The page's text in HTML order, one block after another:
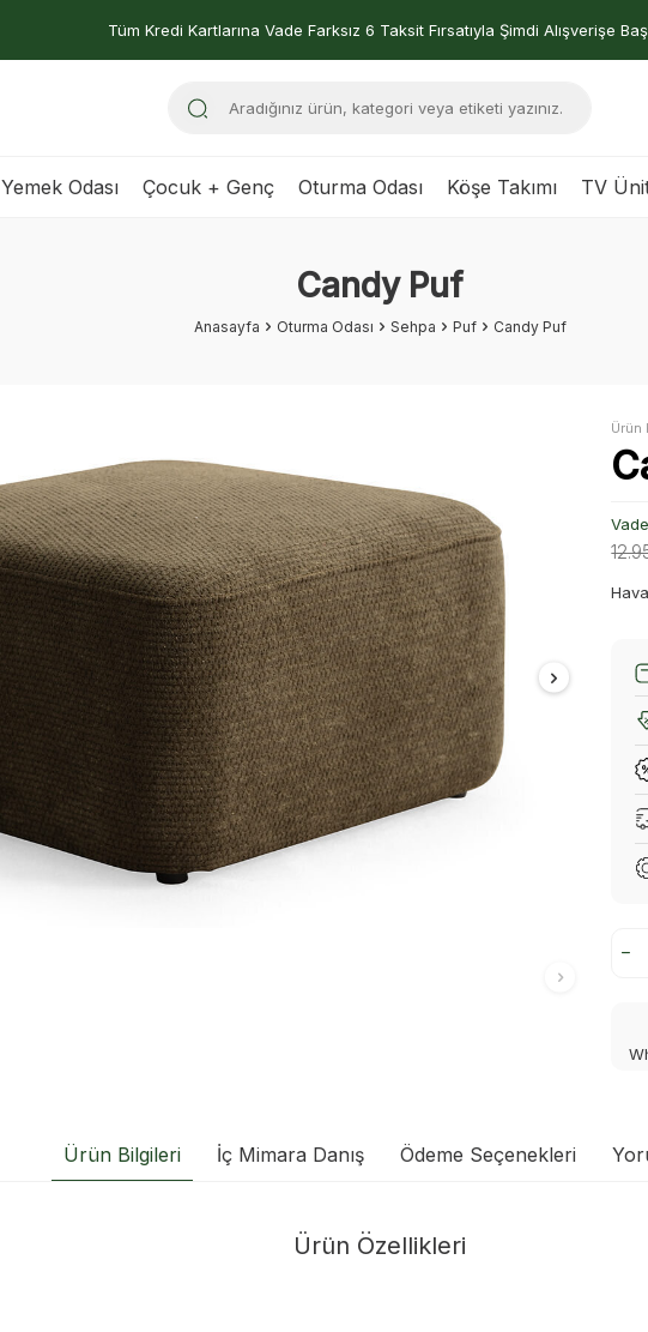
Tüm Kredi Kartlarına Vade Farksız 6 Taksit Fırsatıyla Şimdi Alışverişe
Yemek Odası Çocuk + Genç Oturma Odası Köşe Takımı TV
Candy Puf
Anasayfa Oturma Odası Sehpa Puf Candy Puf
Ürün
Ürün Bilgileri İç Mimara Danış Ödeme Seçenekleri
Ürün Özellikleri